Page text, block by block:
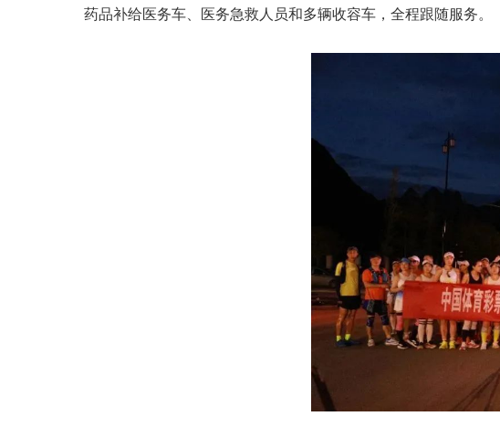
药品补给医务车、医务急救人员和多辆收容车，全程跟随服务。